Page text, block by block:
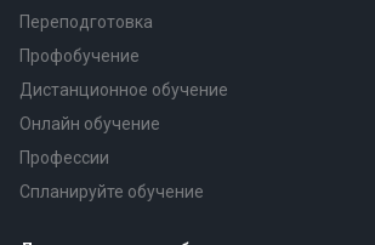
Переподготовка
Профобучение
Дистанционное обучение
Онлайн обучение
Профессии
Спланируйте обучение